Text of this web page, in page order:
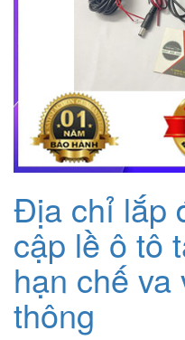
Địa chỉ lắp
cập lề ô tô
hạn chế va
thông